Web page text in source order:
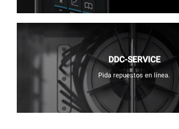
DDC-SERVICE
Pida repuestos en línea.